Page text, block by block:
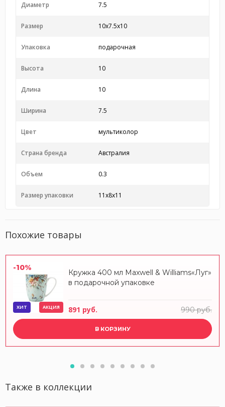
Диаметр 7.5
Размер 10x7.5x10
Упаковка подарочная
Высота 10
Длина 10
Ширина 7.5
Цвет мультиколор
Страна бренда Австралия
Объем 0.3
Размер упаковки 11x8x11
Похожие товары
-10%
ХИТ АКЦИЯ
Кружка 400 мл Maxwell & Williams«Луг»
в подарочной упаковке
891 руб. 990 руб.
В КОРЗИНУ
Также в коллекции